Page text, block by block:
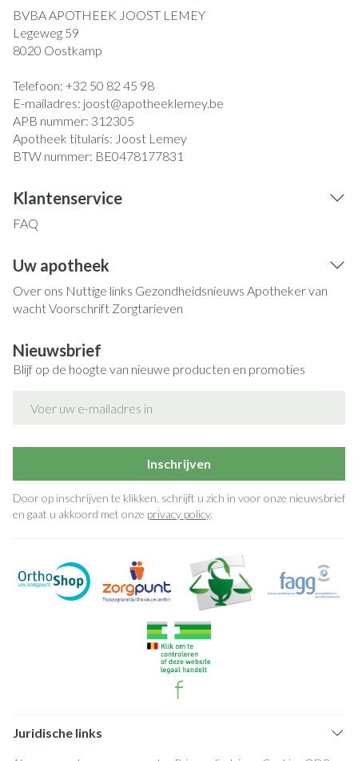
BVBA APOTHEEK JOOST LEMEY
Legeweg 59
8020 Oostkamp
Telefoon: +32 50 82 45 98
E-mailadres: joost@apotheeklemey.be
APB nummer: 312305
Apotheek titularis: Joost Lemey
BTW nummer: BE0478177831
Klantenservice
FAQ
Uw apotheek
Over ons Nuttige links Gezondheidsnieuws Apotheker van
wachtVoorschrift Zorgtarieven
Nieuwsbrief
Blijf op de hoogte van nieuwe producten en promoties
Inschrijven
Door op inschrijven te klikken, schrijft u zich in voor onze nieuwsbrief
en gaat u akkoord met onze privacy policy.
Juridische links